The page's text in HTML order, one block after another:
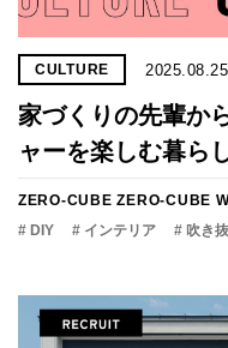
CULTURE 2025.08.25
家づくりの先輩か
ャーを楽しむ暮らし
ZERO-CUBE ZERO-CUBE
# DIY
# インテリア # 吹き